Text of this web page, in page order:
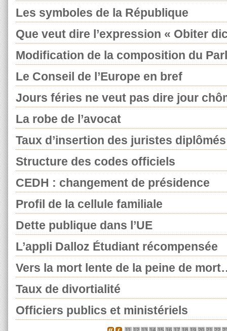
Les symboles de la République
Que veut dire l’expression « Obiter
Modification de la composition du
Le Conseil de l’Europe en bref
Jours féries ne veut pas dire jour
La robe de l’avocat
Taux d’insertion des juristes
Structure des codes officiels
CEDH : changement de présidence
Profil de la cellule familiale
Dette publique dans l’UE
L’appli Dalloz Étudiant récompensée
Vers la mort lente de la peine de
Taux de divortialité
Officiers publics et ministériels